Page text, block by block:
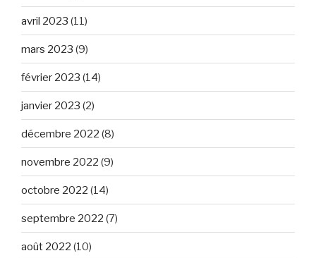
avril 2023 (11)
mars 2023 (9)
février 2023 (14)
janvier 2023 (2)
décembre 2022 (8)
novembre 2022 (9)
octobre 2022 (14)
septembre 2022 (7)
août 2022 (10)